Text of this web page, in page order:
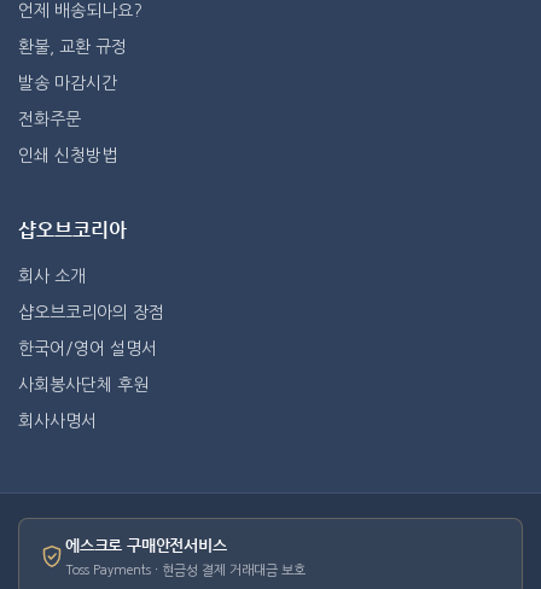
언제 배송되나요?
환불, 교환 규정
발송 마감시간
전화주문
인쇄 신청방법
샵오브코리아
회사 소개
샵오브코리아의 장점
한국어/영어 설명서
사회봉사단체 후원
회사사명서
에스크로 구매안전서비스
Toss Payments · 현금성 결제 거래대금 보호